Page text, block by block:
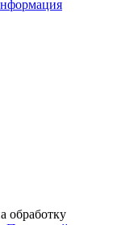
обработку